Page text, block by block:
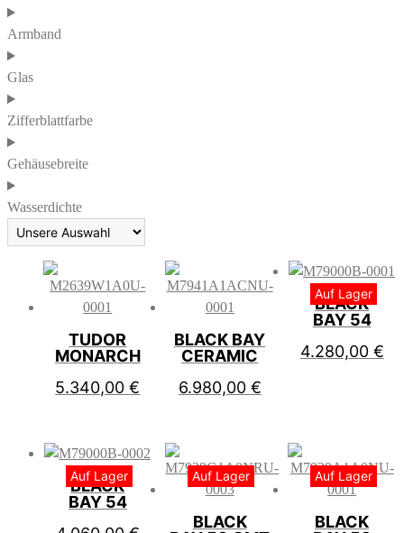
Armband
Glas
Zifferblattfarbe
Gehäusebreite
Wasserdichte
TUDOR
MONARCH
5.340,00€
BLACK BAY
CERAMIC
6.980,00 €
BLACK
BAY 54
4.280,00 €
Auf Lager
BLACK
BAY 54
Auf Lager
BLACK
Auf Lager
BLACK
Auf Lager